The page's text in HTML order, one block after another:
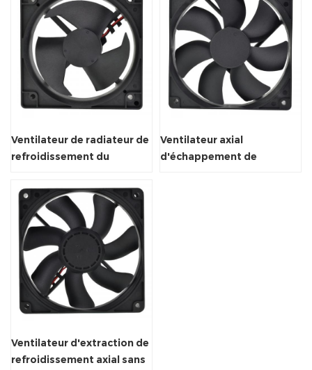
Ventilateur de radiateur de
refroidissement du
la source d'air
imperméable
Ventilateur axial
d'échappement de
Ventilateur d'extraction de
refroidissement axial sans